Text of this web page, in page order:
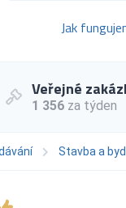
Jak
Veřejné
1 356 za týden
Stavba a